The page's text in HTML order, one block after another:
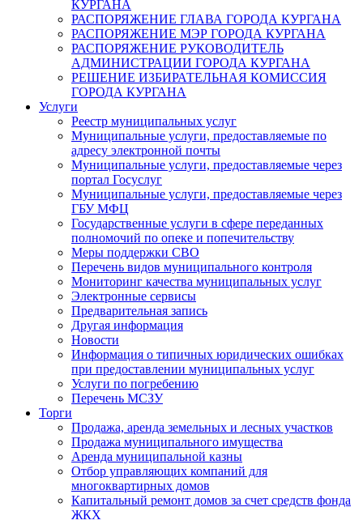
КУРГАНА
РАСПОРЯЖЕНИЕ ГЛАВА ГОРОДА КУРГАНА
РАСПОРЯЖЕНИЕ МЭР ГОРОДА КУРГАНА
РАСПОРЯЖЕНИЕ РУКОВОДИТЕЛЬ
АДМИНИСТРАЦИИ ГОРОДА КУРГАНА
РЕШЕНИЕ ИЗБИРАТЕЛЬНАЯ КОМИССИЯ
ГОРОДА КУРГАНА
Услуги
Реестр муниципальных услуг
Муниципальные услуги, предоставляемые по
адресу электронной почты
Муниципальные услуги, предоставляемые через
портал Госуслуг
Муниципальные услуги, предоставляемые через
ГБУ МФЦ
Государственные услуги в сфере переданных
полномочий по опеке и попечительству
Меры поддержки СВО
Перечень видов муниципального контроля
Мониторинг качества муниципальных услуг
Электронные сервисы
Предварительная запись
Другая информация
Новости
Информация о типичных юридических ошибках
при предоставлении муниципальных услуг
Услуги по погребению
Перечень МСЗУ
Торги
Продажа, аренда земельных и лесных участков
Продажа муниципального имущества
Аренда муниципальной казны
Отбор управляющих компаний для
многоквартирных домов
Капитальный ремонт домов за счет средств фонда
ЖКХ